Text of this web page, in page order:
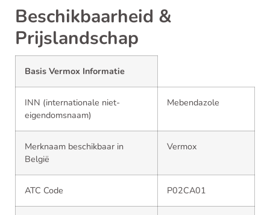
Beschikbaarheid &
Prijslandschap
Basis Vermox Informatie
INN (internationale niet-
eigendomsnaam)
Mebendazole
Merknaam beschikbaar in
België
Vermox
ATC Code P02CA01